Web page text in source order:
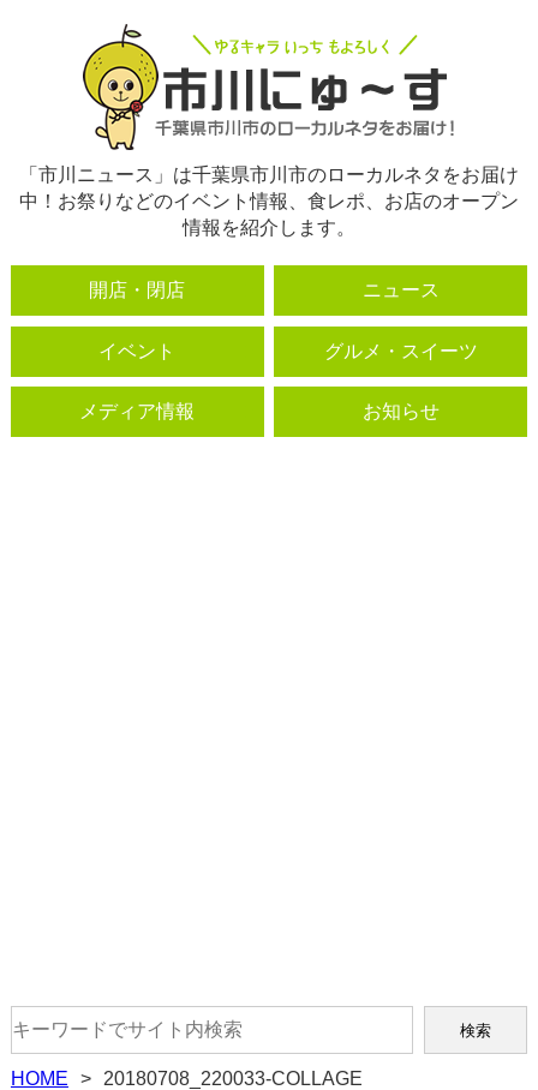
「市川ニュース」は千葉県市川市のローカルネタをお届け
中！お祭りなどのイベント情報、食レポ、お店のオープン
情報を紹介します。
開店・閉店 ニュース
イベント グルメ・スイーツ
メディア情報 お知らせ
HOME 20180708_220033-COLLAGE